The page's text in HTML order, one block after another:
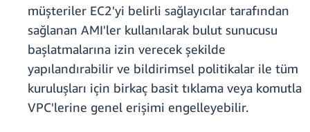
müşteriler EC2'yi belirli sağlayıcılar tarafından
sağlanan AMI'ler kullanılarak bulut sunucusu
başlatmalarına izin verecek şekilde
yapılandırabilir ve bildirimsel politikalar ile tüm
kuruluşları için birkaç basit tıklama veya komutla
VPC'lerine genel erişimi engelleyebilir.